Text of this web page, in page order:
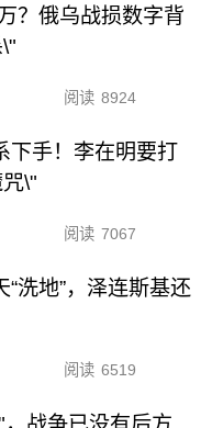
？俄乌战损数字背
阅读 8924
下手！李在明要打
\"
阅读 7067
“洗地”，泽连斯基还
阅读 6519